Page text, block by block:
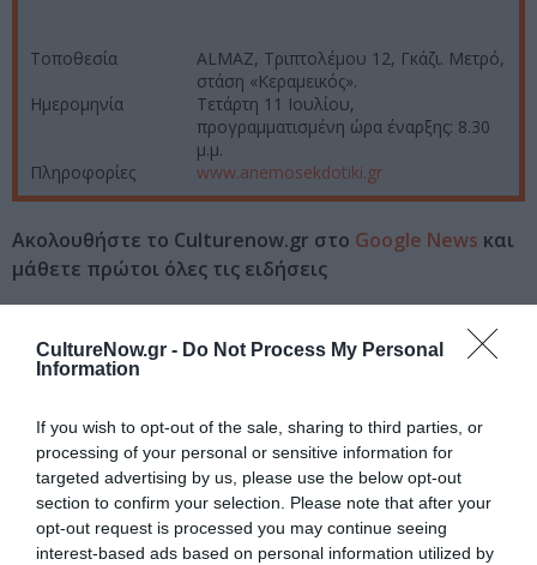
CultureNow.gr - Do Not Process My Personal
Information
If you wish to opt-out of the sale, sharing to third parties, or
processing of your personal or sensitive information for
targeted advertising by us, please use the below opt-out
section to confirm your selection. Please note that after your
opt-out request is processed you may continue seeing
interest-based ads based on personal information utilized by
Τοποθεσία
ALMAZ, Τριπτολέμου 12, Γκάζι. Μετρό,
στάση «Κεραμεικός».
Ημερομηνία
Τετάρτη 11 Ιουλίου,
προγραμματισμένη ώρα έναρξης: 8.30
μ.μ.
Πληροφορίες
www.anemosekdotiki.gr
Ακολουθήστε το Culturenow.gr στο Google News και
μάθετε πρώτοι όλες τις ειδήσεις
Πολιτισμό στοCulturenow.gr
Tags
ΓΙΑΝΝΗΣ ΦΙΛΙΠΠΙΔΗΣ ΕΚΔΟΣΕΙΣ ΑΝΕΜΟΣ